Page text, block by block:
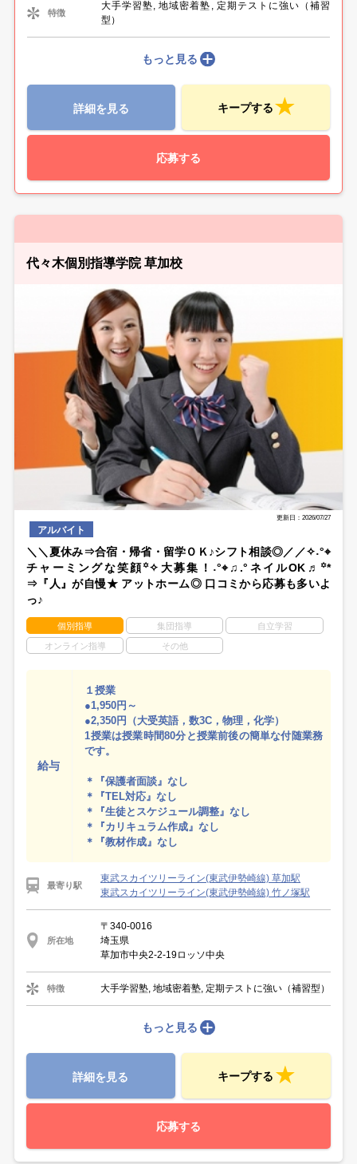
特徴
大手学習塾, 地域密着塾, 定期テストに強い（補習
型）
もっと見る
詳細を見る キープする
応募する
代々木個別指導学院 草加校
更新日：2026/07/27
アルバイト
＼＼夏休み⇒合宿・帰省・留学ＯＫ♪シフト相談◎／／✧˖°⌖
チャーミングな笑顔꙳✧大募集！˖°⌖♫.°ネイルOK♬꙳*
⇒『人』が自慢★ アットホーム◎ 口コミから応募も多いよ
っ♪
個別指導 集団指導 自立学習
オンライン指導 その他
給与
１授業
●1,950円～
●2,350円（大受英語，数3C，物理，化学）
1授業は授業時間80分と授業前後の簡単な付随業務
です。
＊『保護者面談』なし
＊『TEL対応』なし
＊『生徒とスケジュール調整』なし
＊『カリキュラム作成』なし
＊『教材作成』なし
最寄り駅
東武スカイツリーライン(東武伊勢崎線) 草加駅
東武スカイツリーライン(東武伊勢崎線) 竹ノ塚駅
所在地
〒340-0016
埼玉県
草加市中央2-2-19ロッソ中央
特徴 大手学習塾, 地域密着塾, 定期テストに強い（補習型）
もっと見る
詳細を見る キープする
応募する